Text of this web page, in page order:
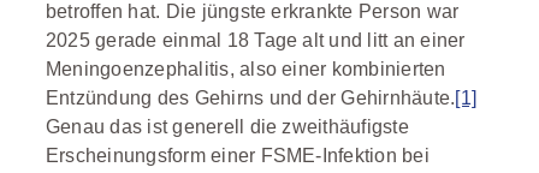
betroffen hat. Die jüngste erkrankte Person war
2025 gerade einmal 18 Tage alt und litt an einer
Meningoenzephalitis, also einer kombinierten
Entzündung des Gehirns und der Gehirnhäute.[1]
Genau das ist generell die zweithäufigste
Erscheinungsform einer FSME-Infektion bei